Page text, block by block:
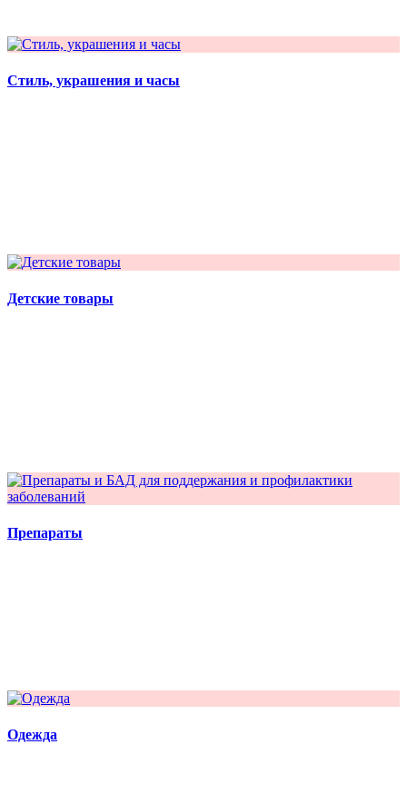
Стиль, украшения и часы
Детские товары
Препараты
Одежда